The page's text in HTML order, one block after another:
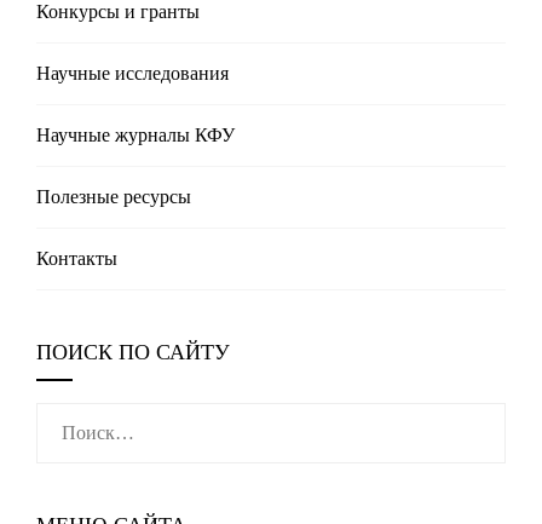
Конкурсы и гранты
Научные исследования
Научные журналы КФУ
Полезные реcурсы
Контакты
ПОИСК ПО САЙТУ